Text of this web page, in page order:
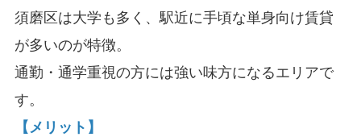
須磨区は大学も多く、駅近に手頃な単身向け賃貸
が多いのが特徴。
通勤・通学重視の方には強い味方になるエリアで
す。
【メリット】